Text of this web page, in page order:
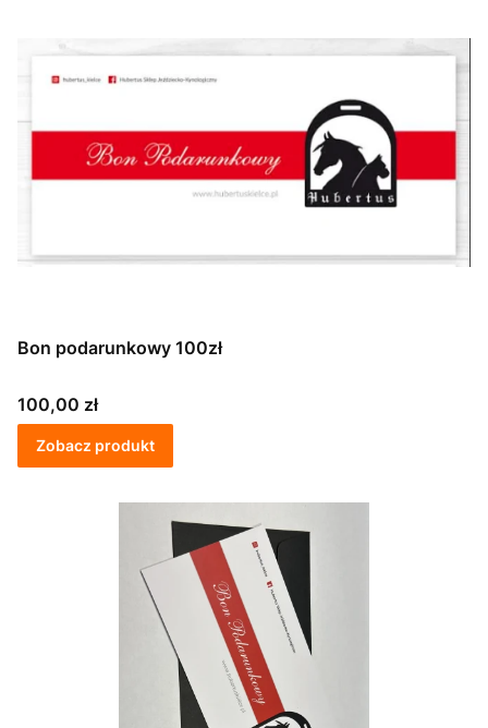
Bon podarunkowy 100zł
Cena
100,00 zł
Zobacz produkt